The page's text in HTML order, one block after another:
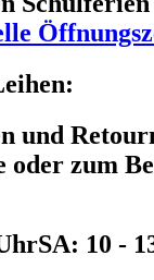
und
oder zum
SA: 10 -